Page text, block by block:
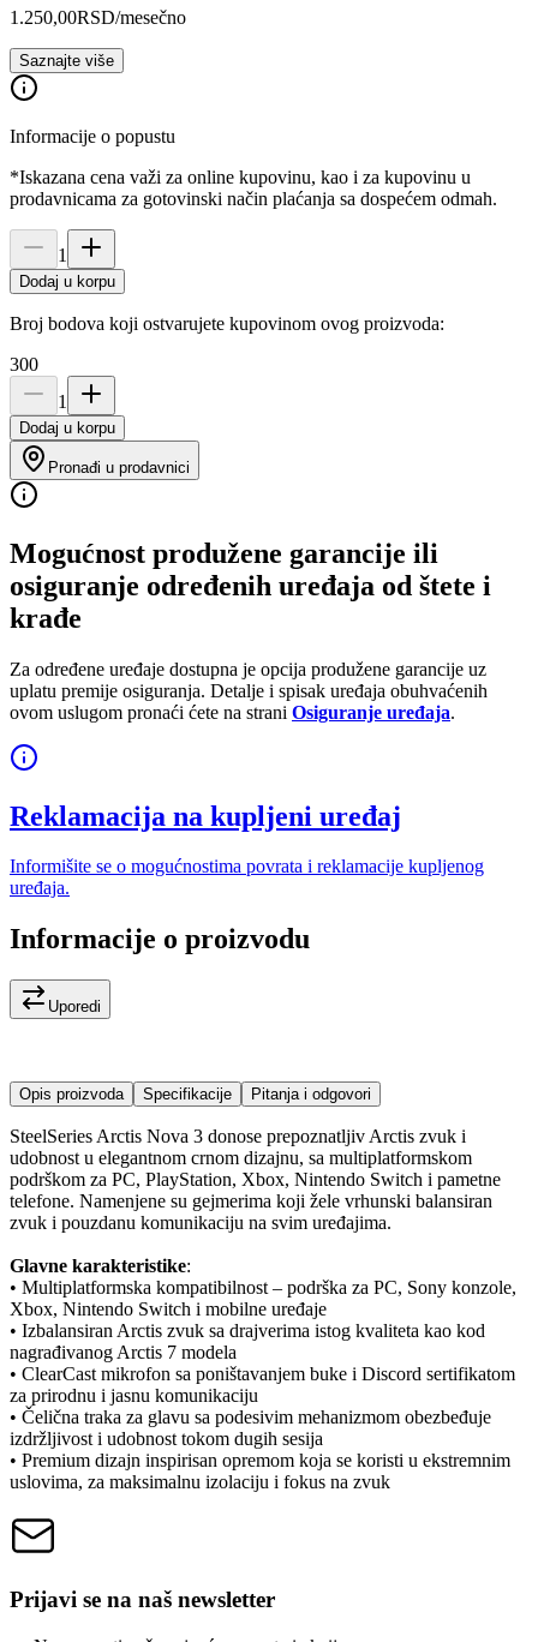
1.250,00RSD/mesečno
Saznajte više
Informacije o popustu
*Iskazana cena važi za online kupovinu, kao i za kupovinu u
prodavnicama za gotovinski način plaćanja sa dospećem odmah.
1
Dodaj u korpu
Broj bodova koji ostvarujete kupovinom ovog proizvoda:
300
1
Dodaj u korpu
Pronađi u prodavnici
Mogućnost produžene garancije ili
osiguranje određenih uređaja od štete i
krađe
Za određene uređaje dostupna je opcija produžene garancije uz
uplatu premije osiguranja. Detalje i spisak uređaja obuhvaćenih
ovom uslugom pronaći ćete na strani Osiguranje uređaja.
Reklamacija na kupljeni uređaj
Informišite se o mogućnostima povrata i reklamacije kupljenog
uređaja.
Informacije o proizvodu
Uporedi
Opis proizvoda Specifikacije Pitanja i odgovori
SteelSeries Arctis Nova 3 donose prepoznatljiv Arctis zvuk i
udobnost u elegantnom crnom dizajnu, sa multiplatformskom
podrškom za PC, PlayStation, Xbox, Nintendo Switch i pametne
telefone. Namenjene su gejmerima koji žele vrhunski balansiran
zvuk i pouzdanu komunikaciju na svim uređajima.
Glavne karakteristike:
• Multiplatformska kompatibilnost – podrška za PC, Sony konzole,
Xbox, Nintendo Switch i mobilne uređaje
• Izbalansiran Arctis zvuk sa drajverima istog kvaliteta kao kod
nagrađivanog Arctis 7 modela
• ClearCast mikrofon sa poništavanjem buke i Discord sertifikatom
za prirodnu i jasnu komunikaciju
• Čelična traka za glavu sa podesivim mehanizmom obezbeđuje
izdržljivost i udobnost tokom dugih sesija
• Premium dizajn inspirisan opremom koja se koristi u ekstremnim
uslovima, za maksimalnu izolaciju i fokus na zvuk
Prijavi se na naš newsletter